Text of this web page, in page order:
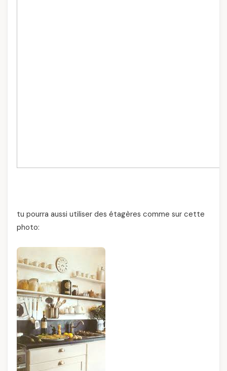
tu pourra aussi utiliser des étagères comme sur cette
photo: